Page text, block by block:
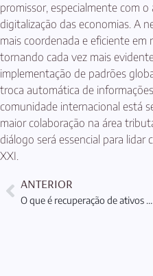
promissor, especialmente com
digitalização das economias. A
mais coordenada e eficiente em
tornando cada vez mais
implementação de padrões
troca automática de
comunidade internacional está
maior colaboração na área
diálogo será essencial para lidar
XXI.
ANTERIOR
O que é recuperação de ativos no exterior e como funciona?